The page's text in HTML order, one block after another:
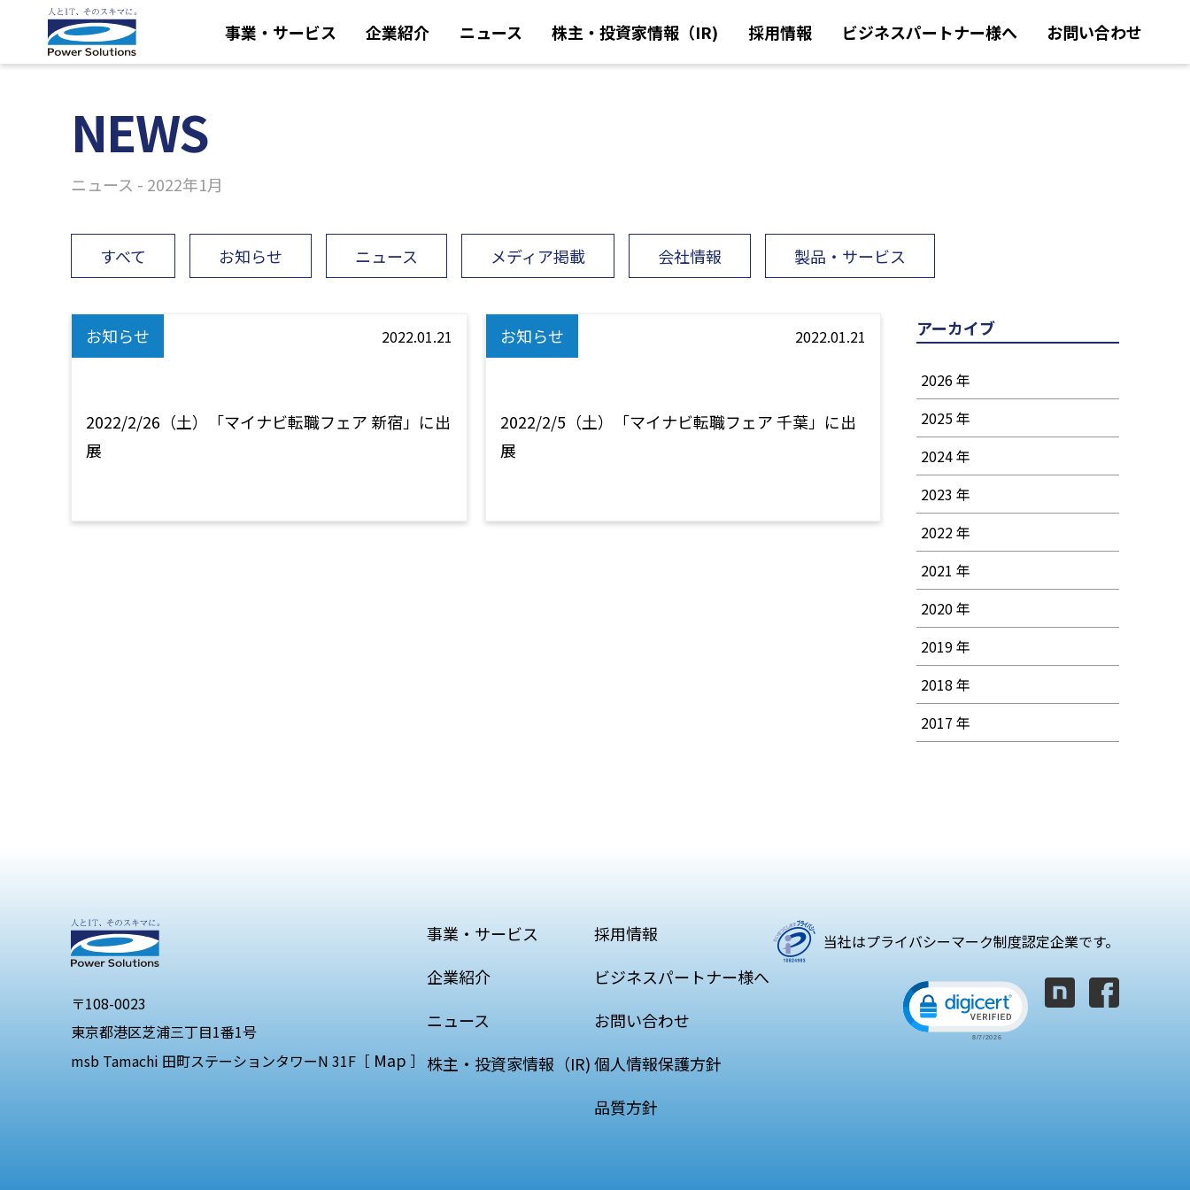
事業・サービス 企業紹介 ニュース 株主・投資家情報（IR) 採用情報 ビジネスパートナー様へ お問い合わせ
NEWS
ニュース - 2022年1月
すべて お知らせ ニュース メディア掲載 会社情報 製品・サービス
お知らせ 2022.01.21
2022/2/26（土）「マイナビ転職フェア 新宿」に出
展
お知らせ 2022.01.21
2022/2/5（土）「マイナビ転職フェア 千葉」に出
展
アーカイブ
2026 年
2025 年
2024 年
2023 年
2022 年
2021 年
2020 年
2019 年
2018 年
2017 年
〒108-0023
東京都港区芝浦三丁目1番1号
msb Tamachi 田町ステーションタワーN 31F［ Map ］
事業・サービス
企業紹介
ニュース
株主・投資家情報（IR)
採用情報
ビジネスパートナー様へ
お問い合わせ
個人情報保護方針
品質方針
当社はプライバシーマーク制度認定企業です。
Click to open certificate